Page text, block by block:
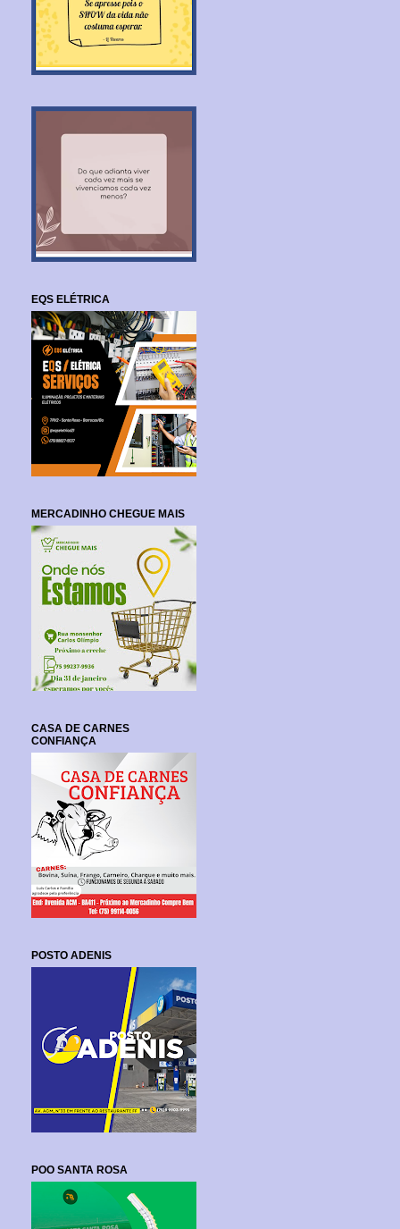
EQS ELÉTRICA
MERCADINHO CHEGUE MAIS
CASA DE CARNES
CONFIANÇA
POSTO ADENIS
POO SANTA ROSA